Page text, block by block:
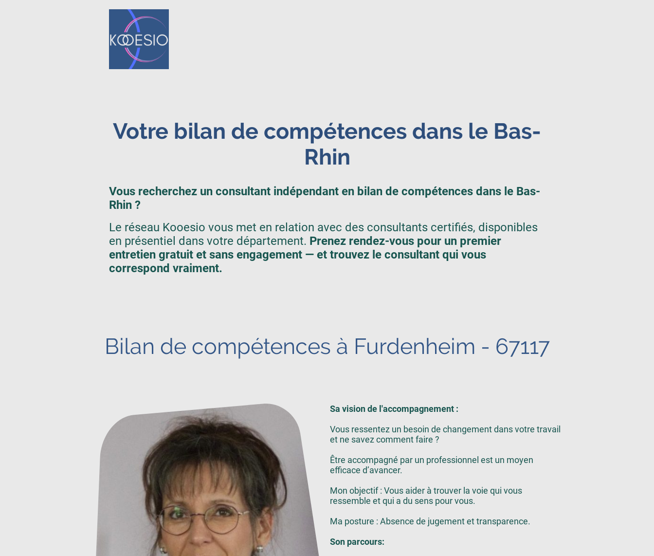
Votre bilan de compétences dans le Bas-
Rhin
Vous recherchez un consultant indépendant en bilan de compétences dans le Bas-
Rhin ?
Le réseau Kooesio vous met en relation avec des consultants certifiés, disponibles
en présentiel dans votre département. Prenez rendez-vous pour un premier
entretien gratuit et sans engagement — et trouvez le consultant qui vous
correspond vraiment.
Bilan de compétences à Furdenheim - 67117
Sa vision de l'accompagnement :
Vous ressentez un besoin de changement dans votre travail
et ne savez comment faire ?
Être accompagné par un professionnel est un moyen
efficace d’avancer.
Mon objectif : Vous aider à trouver la voie qui vous
ressemble et qui a du sens pour vous.
Ma posture : Absence de jugement et transparence.
Son parcours: